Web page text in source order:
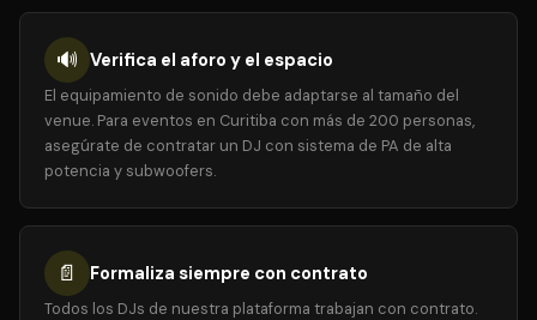
🔊 Verifica el aforo y el espacio
El equipamiento de sonido debe adaptarse al tamaño del
venue. Para eventos en Curitiba con más de 200 personas,
asegúrate de contratar un DJ con sistema de PA de alta
potencia y subwoofers.
📄 Formaliza siempre con contrato
Todos los DJs de nuestra plataforma trabajan con contrato.